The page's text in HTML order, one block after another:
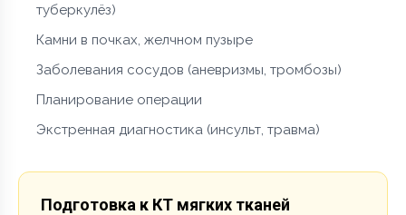
туберкулёз)
Камни в почках, желчном пузыре
Заболевания сосудов (аневризмы, тромбозы)
Планирование операции
Экстренная диагностика (инсульт, травма)
Подготовка к КТ мягких тканей